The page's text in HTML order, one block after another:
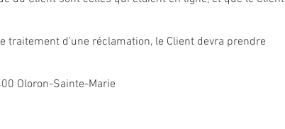
traitement d'une réclamation, le Client devra prendre
Oloron-Sainte-Marie